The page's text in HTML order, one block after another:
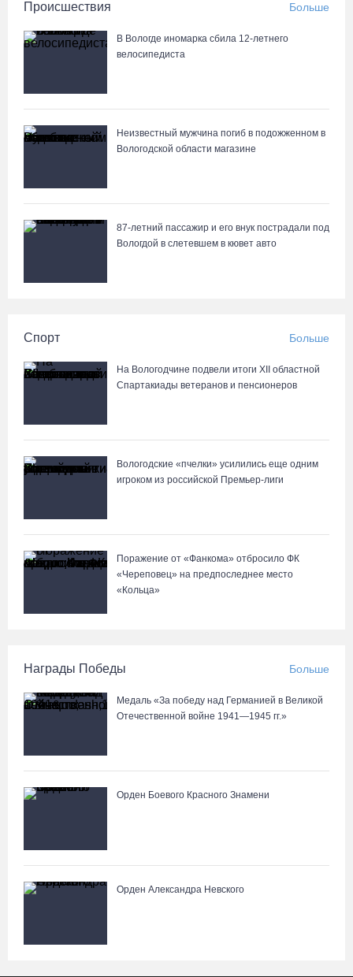
Происшествия Больше
В Вологде иномарка сбила 12-летнего
велосипедиста
Неизвестный мужчина погиб в подожженном в
Вологодской области магазине
87-летний пассажир и его внук пострадали под
Вологдой в слетевшем в кювет авто
Спорт Больше
На Вологодчине подвели итоги XII областной
Спартакиады ветеранов и пенсионеров
Вологодские «пчелки» усилились еще одним
игроком из российской Премьер-лиги
Поражение от «Фанкома» отбросило ФК
«Череповец» на предпоследнее место
«Кольца»
Награды Победы Больше
Медаль «За победу над Германией в Великой
Отечественной войне 1941—1945 гг.»
Орден Боевого Красного Знамени
Орден Александра Невского